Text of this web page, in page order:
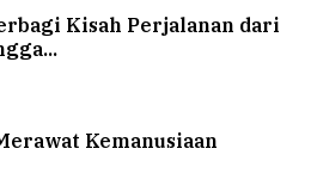
Kisah Perjalanan dari
Kemanusiaan